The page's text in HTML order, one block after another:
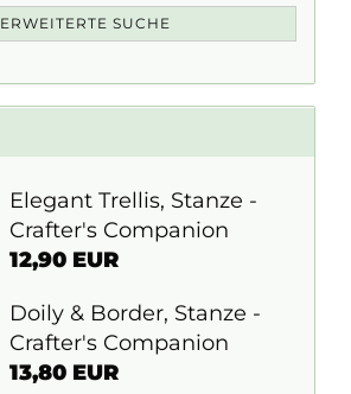
ERWEITERTE SUCHE
Elegant Trellis, Stanze -
Crafter's Companion
12,90 EUR
Doily & Border, Stanze -
Crafter's Companion
13,80 EUR